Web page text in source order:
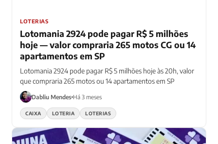
LOTERIAS
Lotomania 2924 pode pagar R$ 5 milhões
hoje — valor compraria 265 motos CG ou 14
apartamentos em SP
Lotomania 2924 pode pagar R$ 5 milhões hoje às 20h, valor
que compraria 265 motos ou 14 apartamentos em SP
Dabliu Mendes Há 3 meses
CAIXA LOTERIA LOTERIAS